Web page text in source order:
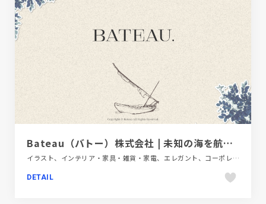
Bateau（バトー）株式会社 | 未知の海を航海するように、本物の価値を探求し続ける会社
イラスト、インテリア・家具・雑貨・家電、エレガント、コーポレートサイト、スクロールエフェクト、ベージュ・ゴールド系
DETAIL